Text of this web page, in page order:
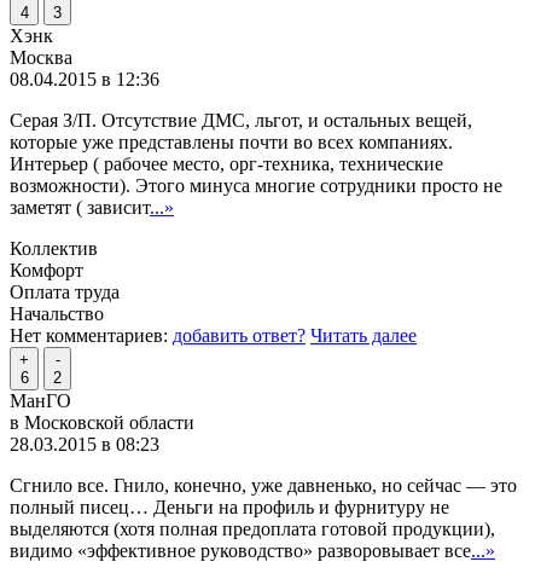
4
3
Хэнк
Москва
08.04.2015 в 12:36
Серая З/П. Отсутствие ДМС, льгот, и остальных вещей,
которые уже представлены почти во всех компаниях.
Интерьер ( рабочее место, орг-техника, технические
возможности). Этого минуса многие сотрудники просто не
заметят ( зависит...»
Коллектив
Комфорт
Оплата труда
Начальство
Нет комментариев: добавить ответ? Читать далее
+
6
-
2
МанГО
в Московской области
28.03.2015 в 08:23
Сгнило все. Гнило, конечно, уже давненько, но сейчас — это
полный писец… Деньги на профиль и фурнитуру не
выделяются (хотя полная предоплата готовой продукции),
видимо «эффективное руководство» разворовывает все...»